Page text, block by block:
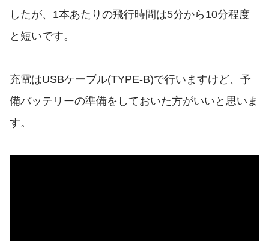
したが、1本あたりの飛行時間は5分から10分程度
と短いです。
充電はUSBケーブル(TYPE-B)で行いますけど、予
備バッテリーの準備をしておいた方がいいと思いま
す。